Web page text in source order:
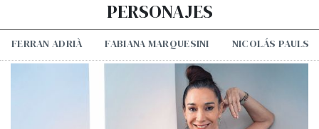
PERSONAJES
FERRAN ADRIÀ FABIANA MARQUESINI NICOLÁS PAULS